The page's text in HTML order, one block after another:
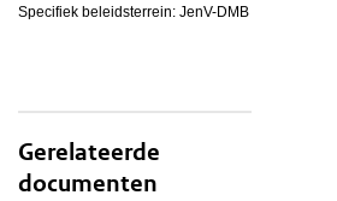
Specifiek beleidsterrein: JenV-DMB
Gerelateerde
documenten